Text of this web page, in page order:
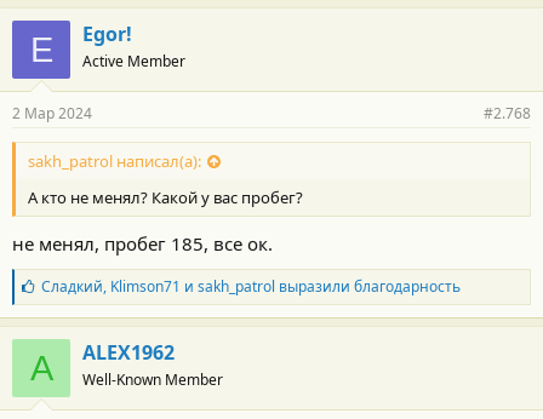
а
г
о
д
а
н
о
с
и
:
E Egor!
Active Member
2 Мар 2024 #2.768
sakh_patrol написал(а):
А кто не менял? Какой у вас пробег?
не менял, пробег 185, все ок.
Б
л
а
г
о
д
а
Сладкий, Klimson71 и sakh_patrol выразили благодарность
A ALEX1962
Well-Known Member